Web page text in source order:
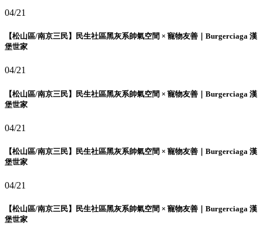
04/21
【松山區/南京三民】民生社區黑灰系帥氣空間 × 寵物友善｜Burgerciaga 漢
堡世家
04/21
【松山區/南京三民】民生社區黑灰系帥氣空間 × 寵物友善｜Burgerciaga 漢
堡世家
04/21
【松山區/南京三民】民生社區黑灰系帥氣空間 × 寵物友善｜Burgerciaga 漢
堡世家
04/21
【松山區/南京三民】民生社區黑灰系帥氣空間 × 寵物友善｜Burgerciaga 漢
堡世家